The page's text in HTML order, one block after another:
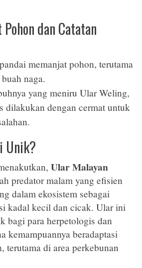
dan Catatan
memanjat pohon, terutama
naga.
yang meniru Ular Weling,
dilakukan dengan cermat untuk
Unik?
Ular Malayan
predator malam yang efisien
dalam ekosistem sebagai
kadal kecil dan cicak. Ular ini
bagi para herpetologis dan
kemampuannya beradaptasi
terutama di area perkebunan